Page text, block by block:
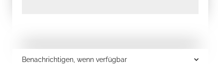
Benachrichtigen, wenn verfügbar